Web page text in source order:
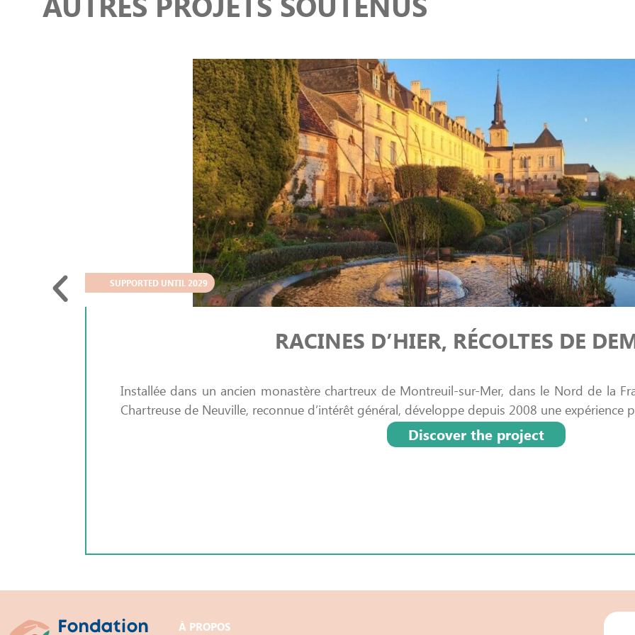
SUPPORTED UNTIL 2029
RACINES D’HIER, RÉCOLTES DE
Installée dans un ancien monastère chartreux de Montreuil-sur-Mer, dans le Nord de la
Chartreuse de Neuville, reconnue d’intérêt général, développe depuis 2008 une expérience
Discover the project
À PROPOS